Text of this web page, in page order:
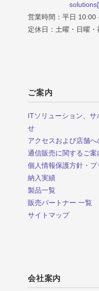
営業時間：平日 10:00
定休日：土曜・日曜・
ご案内
ITソリューション、
せ
アクセスおよび店舗へ
通信販売に関するご案
個人情報保護方針・
納入実績
製品一覧
販売パートナー 一覧
サイトマップ
会社案内